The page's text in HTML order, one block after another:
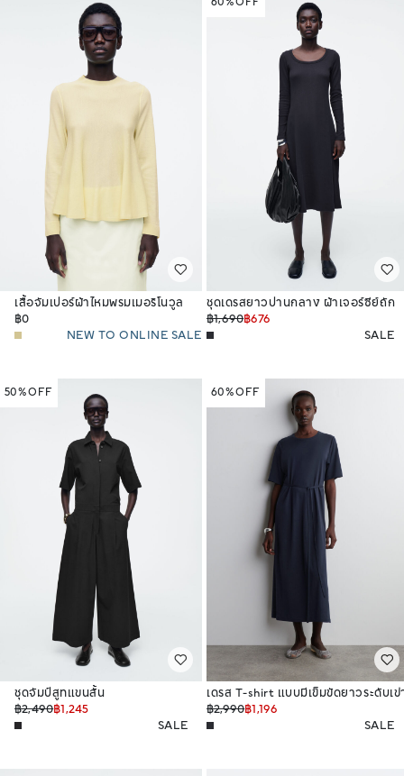
เสื้อจัมเปอร์ผ้าไหมพรมเมอริโนวูล
ทรงปล่อย
฿0
NEW TO ONLINE SALE
ชุดเดรสยาวปานกลาง ผ้าเจอร์ซีย์ถัก
ลายริ้ว ทรงสลิม
฿1,690฿676
SALE
50% OFF
ชุดจัมป์สูทแขนสั้น
฿2,490฿1,245
SALE
60% OFF
เดรส T-shirt แบบมีเข็มขัดยาวระดับเข่
฿2,990฿1,196
SALE